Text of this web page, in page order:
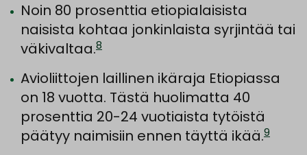
Noin 80 prosenttia etiopialaisista
naisista kohtaa jonkinlaista syrjintää tai
väkivaltaa.8
Avioliittojen laillinen ikäraja Etiopiassa
on 18 vuotta. Tästä huolimatta 40
prosenttia 20-24 vuotiaista tytöistä
päätyy naimisiin ennen täyttä ikää.9